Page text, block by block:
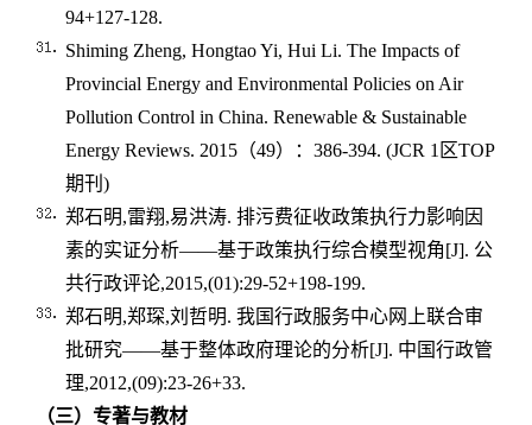
94+127-128.
Shiming Zheng, Hongtao Yi, Hui Li. The Impacts of
Provincial Energy and Environmental Policies on Air
Pollution Control in China. Renewable & Sustainable
Energy Reviews. 2015 （49）： 386-394. (JCR 1 区TOP
期刊 )
郑石明,雷翔,易洪涛. 排污费征收政策执行力影响因
素的实证分析——基于政策执行综合模型视角[J]. 公
共行政评论,2015,(01):29-52+198-199.
郑石明,郑琛,刘哲明. 我国行政服务中心网上联合审
批研究——基于整体政府理论的分析[J]. 中国行政管
理,2012,(09):23-26+33.
（三）专著与教材